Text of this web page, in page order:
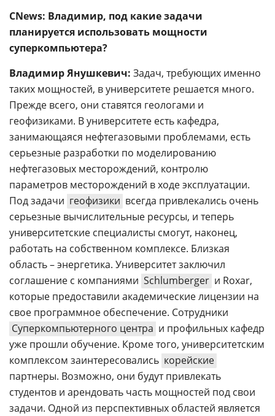
CNews: Владимир, под какие задачи
планируется использовать мощности
суперкомпьютера?
Владимир Янушкевич: Задач, требующих именно
таких мощностей, в университете решается много.
Прежде всего, они ставятся геологами и
геофизиками. В университете есть кафедра,
занимающаяся нефтегазовыми проблемами, есть
серьезные разработки по моделированию
нефтегазовых месторождений, контролю
параметров месторождений в ходе эксплуатации.
Под задачи геофизики всегда привлекались очень
серьезные вычислительные ресурсы, и теперь
университетские специалисты смогут, наконец,
работать на собственном комплексе. Близкая
область – энергетика. Университет заключил
соглашение с компаниями Schlumberger и Roxar,
которые предоставили академические лицензии на
свое программное обеспечение. Сотрудники
Суперкомпьютерного центра и профильных кафедр
уже прошли обучение. Кроме того, университетским
комплексом заинтересовались корейские
партнеры. Возможно, они будут привлекать
студентов и арендовать часть мощностей под свои
задачи. Одной из перспективных областей является